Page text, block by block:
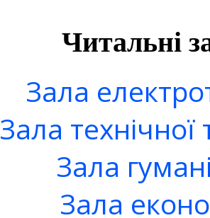
Читальні
Зала
Зала технічної
Зала
Зала